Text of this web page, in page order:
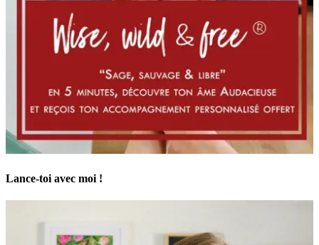
Lance-toi avec moi !